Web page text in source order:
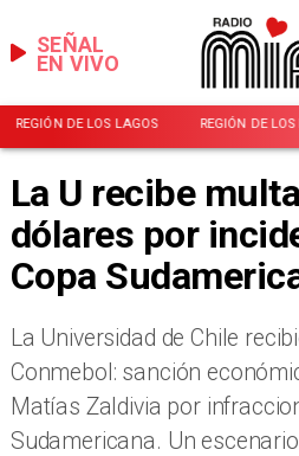
EN VIVO
SEÑAL
REGIÓN DE LOS LAGOS REGIÓN DE LOS
La U recibe
dólares por
Copa
La Universidad de Chile
Conmebol: sanción
Matías Zaldivia por
Sudamericana. Un